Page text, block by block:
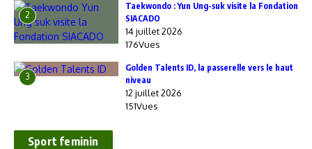
2
Taekwondo : Yun Ung-suk visite la Fondation
SIACADO
14 juillet 2026
176Vues
3
Golden Talents ID, la passerelle vers le haut
niveau
12 juillet 2026
151Vues
Sport feminin